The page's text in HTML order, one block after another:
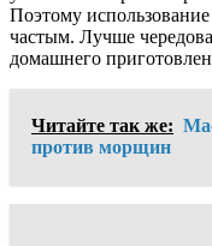
Поэтому
частым. Лучше
домашнего
Читайте так же:
против морщин